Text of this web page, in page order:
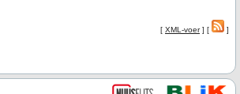
[ XML-voer] [ ]